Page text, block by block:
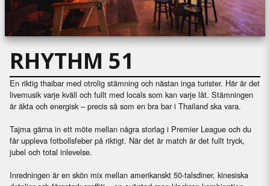
RHYTHM 51
En riktig thaibar med otrolig stämning och nästan inga turister. Här är det
livemusik varje kväll och fullt med locals som kan varje låt. Stämningen
är äkta och energisk – precis så som en bra bar i Thailand ska vara.
Tajma gärna in ett möte mellan några storlag i Premier League och du
får uppleva fotbollsfeber på riktigt. När det är match är det fullt tryck,
jubel och total inlevelse.
Inredningen är en skön mix mellan amerikanskt 50-talsdiner, kinesiska